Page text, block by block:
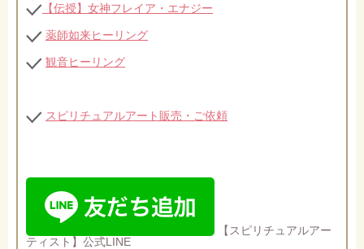
【伝授】女神フレイア・エナジー
薬師如来ヒーリング
観音ヒーリング
スピリチュアルアート販売・ご依頼
【スピリチュアルアー
ティスト】公式LINE